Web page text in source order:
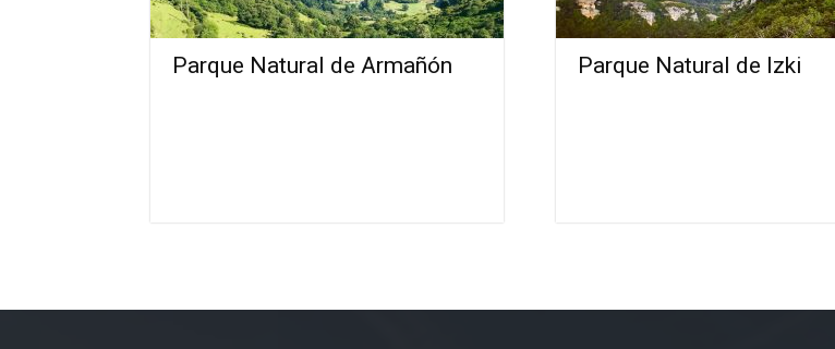
Parque Natural de Armañón Parque Natural de Izki